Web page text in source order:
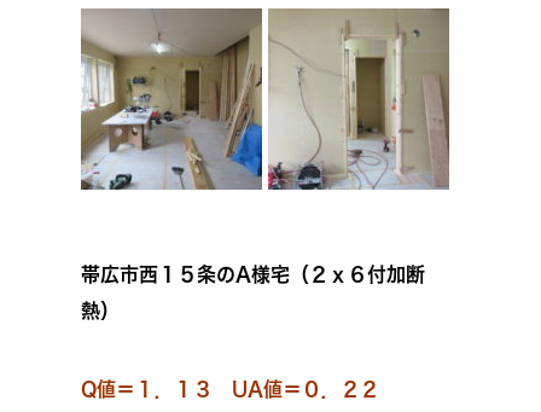
帯広市西１５条のA様宅（２ｘ６付加断
熱）
Q値＝１．１３ UA値＝０．２２